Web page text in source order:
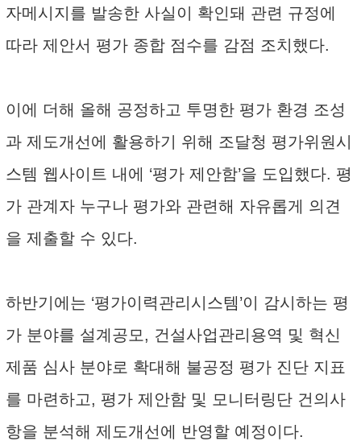
자메시지를 발송한 사실이 확인돼 관련 규정에
따라 제안서 평가 종합 점수를 감점 조치했다.
이에 더해 올해 공정하고 투명한 평가 환경 조성
과 제도개선에 활용하기 위해 조달청 평가위원시
스템 웹사이트 내에 ‘평가 제안함’을 도입했다. 평
가 관계자 누구나 평가와 관련해 자유롭게 의견
을 제출할 수 있다.
하반기에는 ‘평가이력관리시스템’이 감시하는 평
가 분야를 설계공모, 건설사업관리용역 및 혁신
제품 심사 분야로 확대해 불공정 평가 진단 지표
를 마련하고, 평가 제안함 및 모니터링단 건의사
항을 분석해 제도개선에 반영할 예정이다.